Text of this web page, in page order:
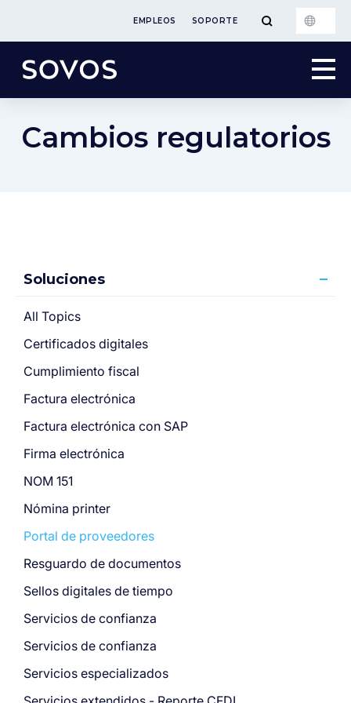
EMPLEOS SOPORTE
Cambios regulatorios
Soluciones
All Topics
Certificados digitales
Cumplimiento fiscal
Factura electrónica
Factura electrónica con SAP
Firma electrónica
NOM 151
Nómina printer
Portal de proveedores
Resguardo de documentos
Sellos digitales de tiempo
Servicios de confianza
Servicios de confianza
Servicios especializados